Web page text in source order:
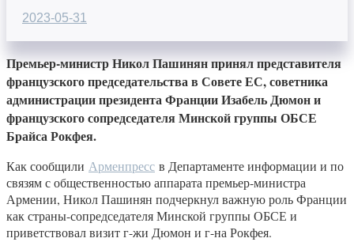
2023-05-31
Премьер-министр Никол Пашинян принял представителя
французского председательства в Совете ЕС, советника
администрации президента Франции Изабель Дюмон и
французского сопредседателя Минской группы ОБСЕ
Брайса Рокфея.
Как сообщили Арменпресс в Департаменте информации и по
связям с общественностью аппарата премьер-министра
Армении, Никол Пашинян подчеркнул важную роль Франции
как страны-сопредседателя Минской группы ОБСЕ и
приветствовал визит г-жи Дюмон и г-на Рокфея.